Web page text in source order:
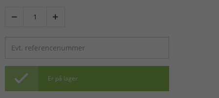
 
 Er på lager